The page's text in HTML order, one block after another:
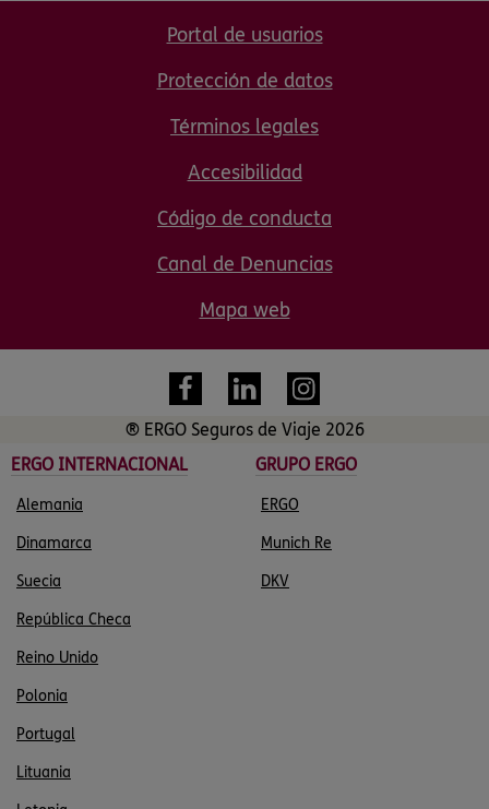
Portal de usuarios
Protección de datos
Términos legales
Accesibilidad
Código de conducta
Canal de Denuncias
Mapa web
® ERGO Seguros de Viaje 2026
ERGO INTERNACIONAL
GRUPO ERGO
Alemania ERGO
Dinamarca Munich Re
Suecia DKV
República Checa
Reino Unido
Polonia
Portugal
Lituania